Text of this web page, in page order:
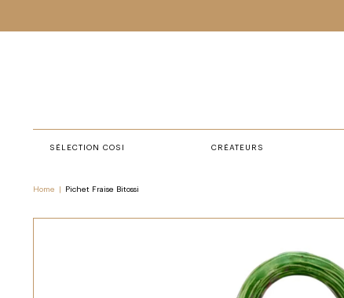
SÉLECTION COSI CRÉATEURS
Home Pichet Fraise Bitossi